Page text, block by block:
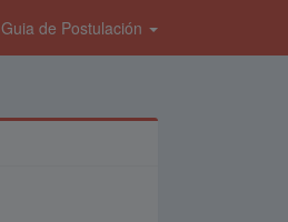
Guia de Postulación